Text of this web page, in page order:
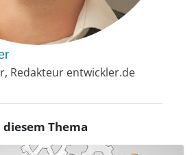
Redakteur entwickler.de
Thema